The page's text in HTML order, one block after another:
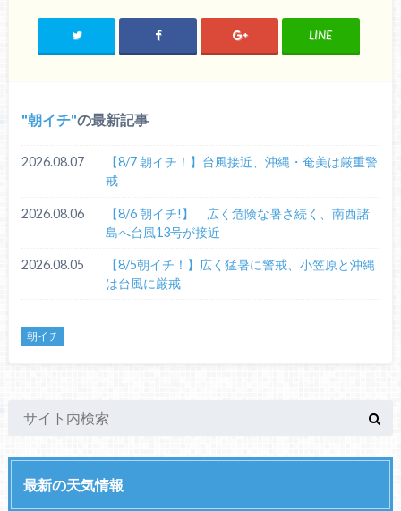
LINE
朝イチ の最新記事
2026.08.07
【8/7 朝イチ！】台風接近、沖縄・奄美は厳重警
戒
2026.08.06
【8/6 朝イチ!】 広く危険な暑さ続く、南西諸
島へ台風13号が接近
2026.08.05
【8/5朝イチ！】広く猛暑に警戒、小笠原と沖縄
は台風に厳戒
朝イチ
最新の天気情報